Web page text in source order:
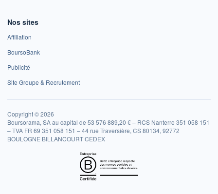
Nos sites
Affiliation
BoursoBank
Publicité
Site Groupe & Recrutement
Copyright © 2026
Boursorama, SA au capital de 53 576 889,20 € – RCS Nanterre 351 058 151
– TVA FR 69 351 058 151 – 44 rue Traversière, CS 80134, 92772
BOULOGNE BILLANCOURT CEDEX